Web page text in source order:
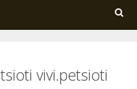
Search
vivi.petsioti